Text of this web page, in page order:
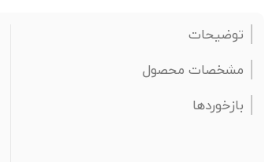
توضیحات
مشخصات محصول
بازخوردها